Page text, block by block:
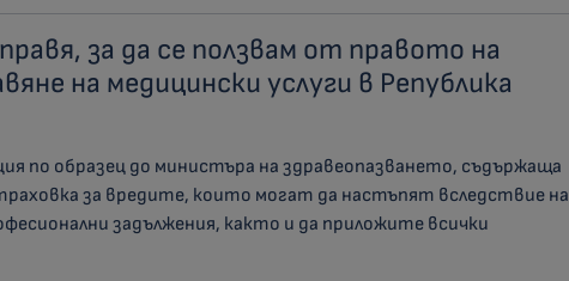
за да се ползвам от правото на
на медицински услуги в Република
по образец до министъра на здравеопазването, съдържаща
за вредите, които могат да настъпят вследствие на
задължения, както и да приложите всички